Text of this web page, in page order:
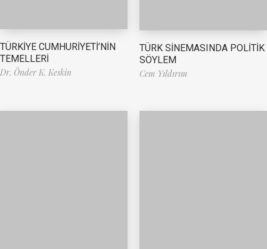
TÜRKİYE CUMHURİYETİ’NİN
TEMELLERİ
Dr. Önder K. Keskin
TÜRK SİNEMASINDA POLİTİK
SÖYLEM
Cem Yıldırım